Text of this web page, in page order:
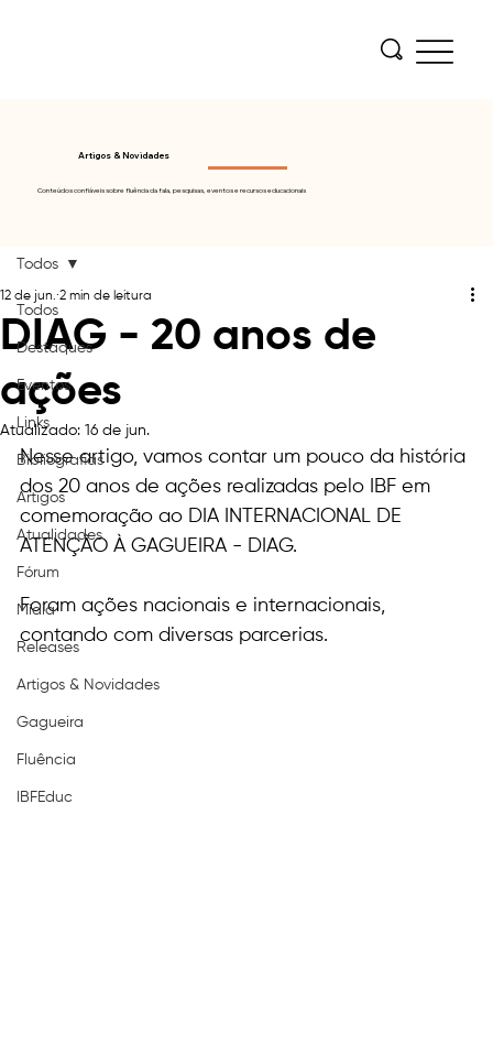
Artigos & Novidades
Conteúdos confiáveis sobre fluência da fala, pesquisas, eventos e recursos educacionais
Todos
Destaques
Eventos
Links
Bibliografias
Artigos
Atualidades
Fórum
Mídia
Releases
Artigos & Novidades
Gagueira
Fluência
IBFEduc
Todos
DIAG - 20 anos de
ações
12 de jun. 2 min de leitura
Atualizado: 16 de jun.
Nesse artigo, vamos contar um pouco da história
dos 20 anos de ações realizadas pelo IBF em
comemoração ao DIA INTERNACIONAL DE
ATENÇÃO À GAGUEIRA - DIAG.
Foram ações nacionais e internacionais,
contando com diversas parcerias.